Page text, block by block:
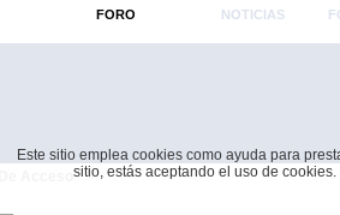
Este sitio emplea cookies como ayuda para
sitio, estás aceptando el uso de cookies.
FORO NOTICIAS